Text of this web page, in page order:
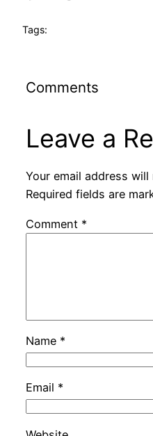
Tags:
Comments
Leave a
Your email address
Required fields are
Comment *
Name *
Email *